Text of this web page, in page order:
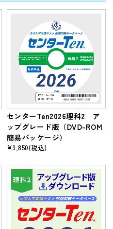
センターTen2026理科2 ア
ップグレード版（DVD-ROM
簡易パッケージ）
¥3,850(税込)